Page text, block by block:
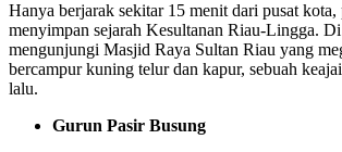
Hanya berjarak sekitar 15 menit dari pusat
menyimpan sejarah Kesultanan Riau-Lingga.
mengunjungi Masjid Raya Sultan Riau yang
bercampur kuning telur dan kapur, sebuah
lalu.
Gurun Pasir Busung